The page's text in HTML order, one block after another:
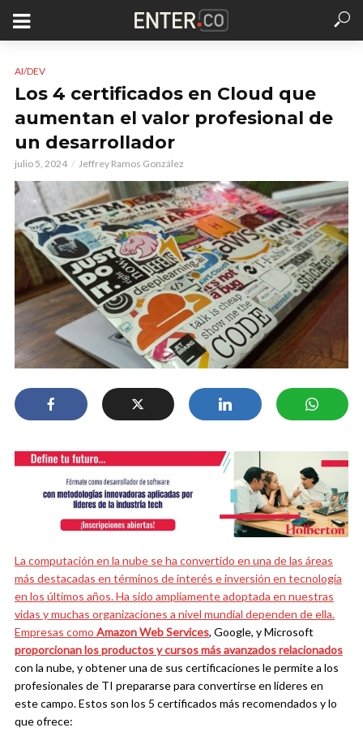
AI/DEV
Los 4 certificados en Cloud que
aumentan el valor profesional de
un desarrollador
julio 5, 2024 Jeffrey Ramos González
La computación en la nube se ha convertido en una de las áreas
más destacadas en términos de interés e inversión en tecnología
en los últimos años. Ha sido ampliamente adoptada en nuestras
vidas y muchas organizaciones a nivel mundial dependen de ella.
Empresas como Amazon Web Services, Google, y Microsoft
proporcionan los productos y cursos más avanzados relacionados
con la nube, y obtener una de sus certificaciones le permite a los
profesionales de TI prepararse para convertirse en líderes en
este campo.Estos son los 5 certificados más recomendados y lo
que ofrece: